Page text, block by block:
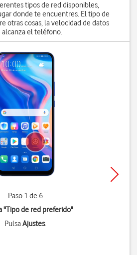
tipos de red disponibles,
donde te encuentres. El tipo de
otras cosas, la velocidad de datos
alcanza el teléfono.
Paso 1 de 6
"Tipo de red preferido"
PulsaAjustes.